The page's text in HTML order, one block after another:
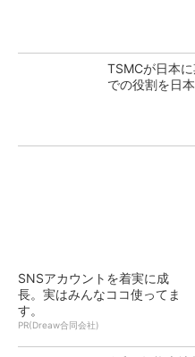
TSMCが日本
での役割を日
SNSアカウントを着実に成
長。実はみんなココ使ってま
す。
PR(Dreaw合同会社)